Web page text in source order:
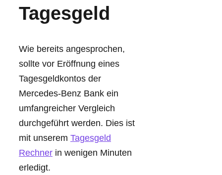
Tagesgeld
Wie bereits angesprochen,
sollte vor Eröffnung eines
Tagesgeldkontos der
Mercedes-Benz Bank ein
umfangreicher Vergleich
durchgeführt werden. Dies ist
mit unserem Tagesgeld
Rechner in wenigen Minuten
erledigt.